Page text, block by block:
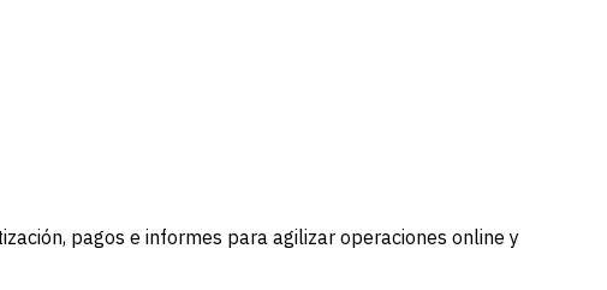
pagos e informes para agilizar operaciones online y